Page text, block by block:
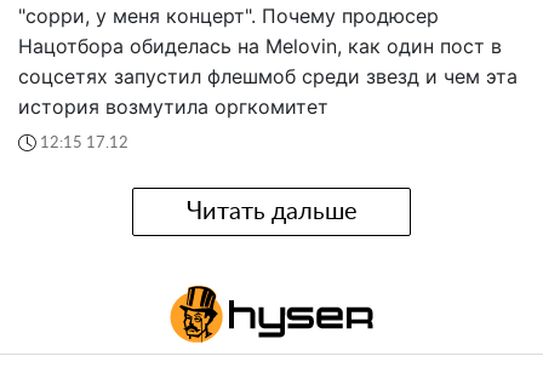
"сорри, у меня концерт". Почему продюсер
Нацотбора обиделась на Melovin, как один пост в
соцсетях запустил флешмоб среди звезд и чем эта
история возмутила оргкомитет
12:15 17.12
Читать дальше